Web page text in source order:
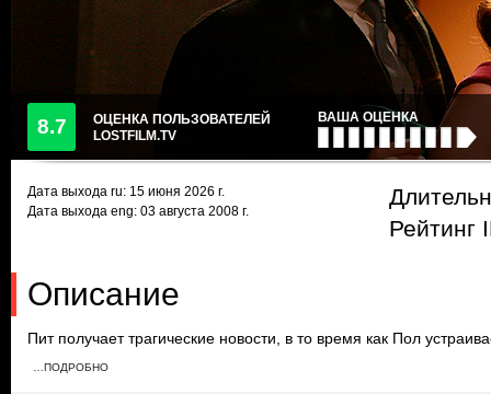
8.7
ОЦЕНКА ПОЛЬЗОВАТЕЛЕЙ
LOSTFILM.TV
ВАША ОЦЕНКА
Дата выхода ru: 15 июня 2026 г.
Дата выхода eng: 03 августа 2008 г.
Рейтинг
Описание
Пит получает трагические новости, в то время как Пол
агентства в своей квартире. Комментарии Джоан о его
…ПОДРОБНО